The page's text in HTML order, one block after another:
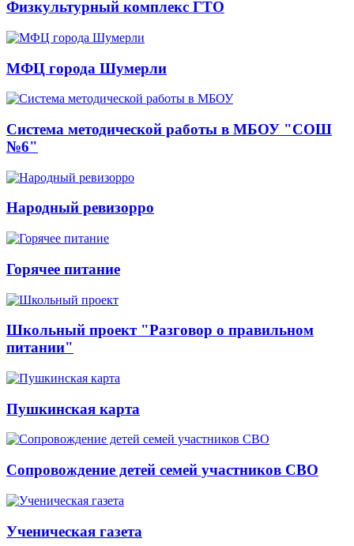
Физкультурный комплекс ГТО
МФЦ города Шумерли
Система методической работы в МБОУ "СОШ
№6"
Народный ревизорро
Горячее питание
Школьный проект "Разговор о правильном
питании"
Пушкинская карта
Сопровождение детей семей участников СВО
Ученическая газета